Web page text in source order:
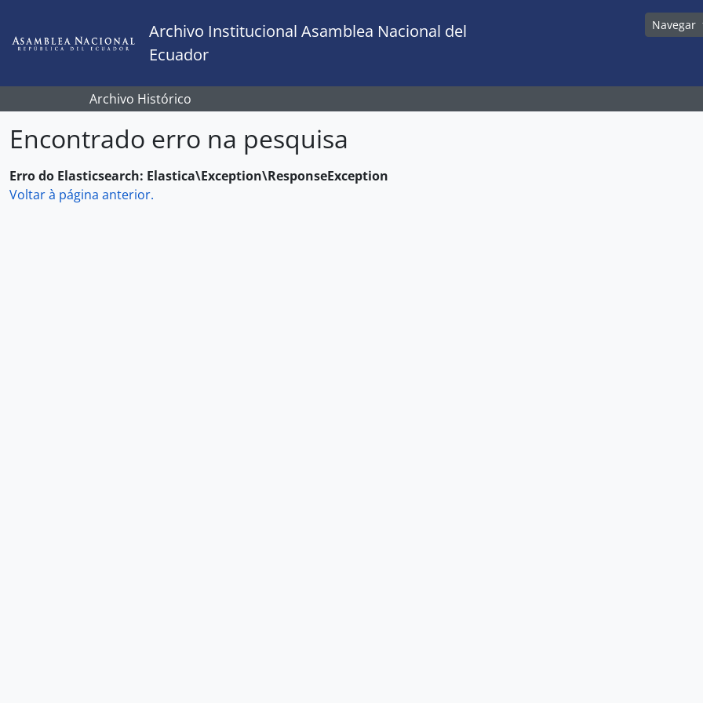
Archivo Institucional Asamblea Nacional del
Ecuador
Navegar
Archivo Histórico
Encontrado erro na pesquisa
Erro do Elasticsearch: Elastica\Exception\ResponseException
Voltar à página anterior.